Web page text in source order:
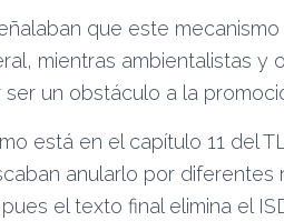
que este
mientras ambientalistas y
ser un obstáculo a la
está en el capítulo 11 del
anularlo por
el texto final elimina el